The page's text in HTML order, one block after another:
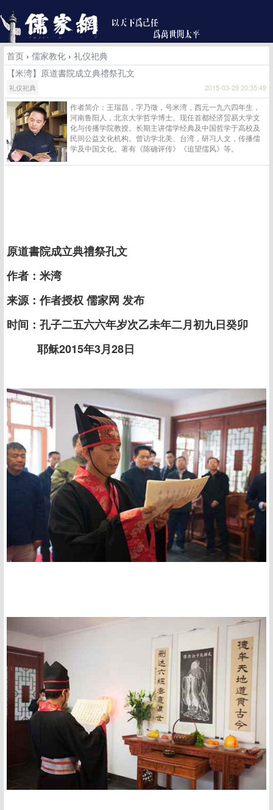
首页 › 儒家教化 › 礼仪祀典
【米湾】原道書院成立典禮祭孔文
礼仪祀典 2015-03-29 20:35:49
作者简介：王瑞昌，字乃徵，号米湾，西元一九六四年生，
河南鲁阳人，北京大学哲学博士。现任首都经济贸易大学文
化与传播学院教授。长期主讲儒学经典及中国哲学于高校及
民间公益文化机构。曾访学北美、台湾，研习人文，传播儒
学及中国文化。著有《陈确评传》《追望儒风》等。
原道書院成立典禮祭孔文
作者：米湾
来源：作者授权 儒家网 发布
时间：孔子二五六六年岁次乙未年二月初九日癸卯
耶稣2015年3月28日